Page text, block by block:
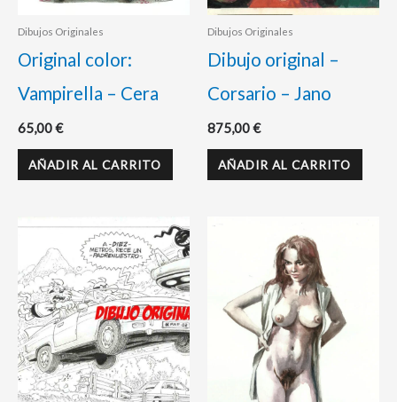
Dibujos Originales
Original color:
Vampirella – Cera
65,00€
AÑADIR AL CARRITO
Dibujos Originales
Dibujo original –
Corsario – Jano
875,00€
AÑADIR AL CARRITO